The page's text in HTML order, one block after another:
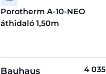
Porotherm A-10-NEO
áthidaló 1,50m
Bauhaus 4 035